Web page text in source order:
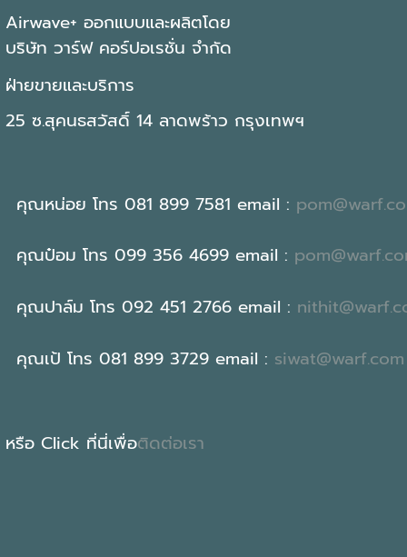
Airwave+ ออกแบบและผลิตโดย
บริษัท วาร์ฟ คอร์ปอเรชั่น จำกัด
ฝ่ายขายและบริการ
25 ซ.สุคนธสวัสดิ์ 14 ลาดพร้าว กรุงเทพฯ
คุณหน่อย โทร 081 899 7581 email :
คุณป๋อม โทร 099 356 4699 email :
คุณปาล์ม โทร 092 451 2766 email :
คุณเป้ โทร 081 899 3729 email : siwat@warf.com
หรือ Click ที่นี่เพื่อติดต่อเรา